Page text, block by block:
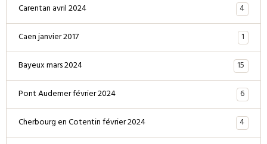
Carentan avril 2024
4
Caen janvier 2017
1
Bayeux mars 2024
15
Pont Audemer février 2024
6
Cherbourg en Cotentin février 2024
4